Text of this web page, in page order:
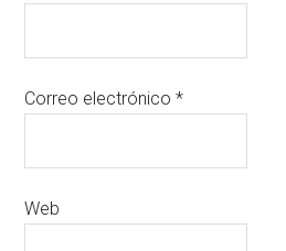
Correo electrónico*
Web